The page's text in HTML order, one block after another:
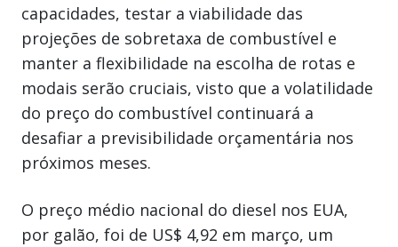
capacidades, testar a viabilidade das
projeções de sobretaxa de combustível e
manter a flexibilidade na escolha de rotas e
modais serão cruciais, visto que a volatilidade
do preço do combustível continuará a
desafiar a previsibilidade orçamentária nos
próximos meses.
O preço médio nacional do diesel nos EUA,
por galão, foi de US$ 4,92 em março, um